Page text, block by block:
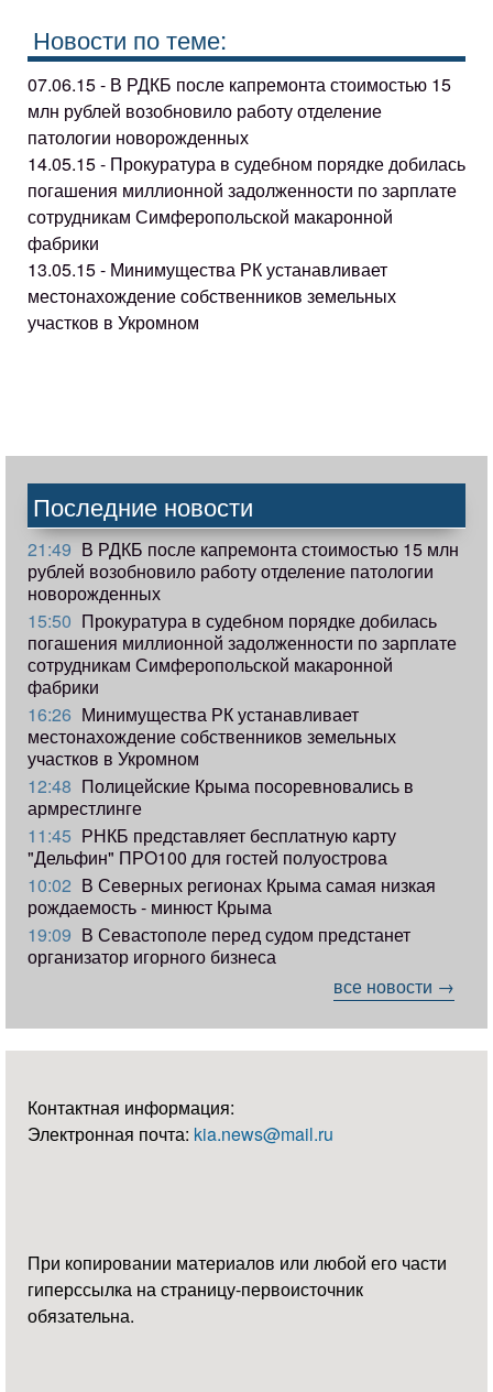
Новости по теме:
07.06.15 - В РДКБ после капремонта стоимостью 15
млн рублей возобновило работу отделение
патологии новорожденных
14.05.15 - Прокуратура в судебном порядке добилась
погашения миллионной задолженности по зарплате
сотрудникам Симферопольской макаронной
фабрики
13.05.15 - Минимущества РК устанавливает
местонахождение собственников земельных
участков в Укромном
Последние новости
21:49 В РДКБ после капремонта стоимостью 15 млн
рублей возобновило работу отделение патологии
новорожденных
15:50 Прокуратура в судебном порядке добилась
погашения миллионной задолженности по зарплате
сотрудникам Симферопольской макаронной
фабрики
16:26 Минимущества РК устанавливает
местонахождение собственников земельных
участков в Укромном
12:48 Полицейские Крыма посоревновались в
армрестлинге
11:45 РНКБ представляет бесплатную карту
"Дельфин" ПРО100 для гостей полуострова
10:02 В Северных регионах Крыма самая низкая
рождаемость - минюст Крыма
19:09 В Севастополе перед судом предстанет
организатор игорного бизнеса
все новости →
Контактная информация:
Электронная почта: kia.news@mail.ru
При копировании материалов или любой его части
гиперссылка на страницу-первоисточник
обязательна.